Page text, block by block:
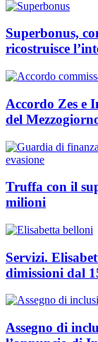
Superbonus,
ricostruisce
Accordo Zes e
del
Truffa con il
milioni
Servizi.
dimissioni dal
Assegno di